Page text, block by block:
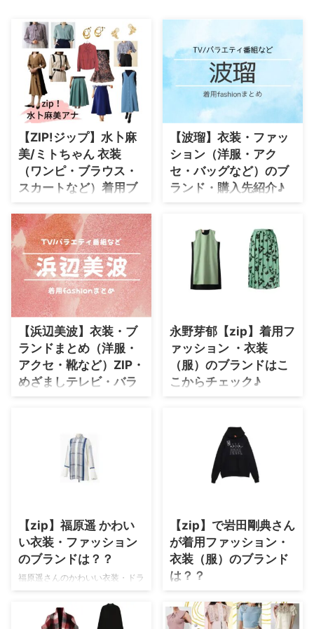
・佐藤健
玉森裕太
岡田将生
・永瀬廉
・平野紫耀
・松下洸平
・山田裕貴
・田中圭
・女子アナ衣装
・バラエティ番組衣裳
【ZIP!ジップ】水卜麻
美/ミトちゃん 衣装
（ワンピ・ブラウス・
スカートなど）着用ブ
ランド今日の衣装は？
随時更新！【ZIP!】水卜麻美アナ
(ミトちゃん)が着用している衣
装・ファッション・コーディネー
トを紹介♪
【波瑠】衣装・ファッ
ション（洋服・アク
セ・バッグなど）のブ
ランド・購入先紹介♪
このページでは波瑠さんがテレビ
いるファッション・衣装（服・バ
ッグ・アクセサリー・靴など）や
コーデを紹介します♪【随時更
新】 波瑠さんのプロフィール
（年齢・身長）過去に出演したド
月夜行路 ⇒ 波瑠さんの衣装を全
部チェック♪ 着用ファッション
のブランド名や商品名を随時チェ
ックして更新していますのでブッ
クマークなどしてお楽しみくださ
【浜辺美波】衣装・ブ
ランドまとめ（洋服・
アクセ・靴など）ZIP・
めざましテレビ・バラ
エティ番組など
組などで着用している、 を衣装
協力のブランドからリサーチして
紹介♪ リサーチして、判明した
ら随時更新していきます♪ 着用ア
ロフィール（年齢・身長）過去に
出演したドラマの衣装 生年月日
2000年8月29日(歳) 身長 155cm
ドラマの服装 もしもこの世が舞
X（旧Twitt ...
永野芽郁【zip】着用フ
ァッション ・衣装
（服）のブランドはこ
こからチェック♪
ZIP! 《日テレ》 毎週月曜日～金
ページでは【zip】で永野芽郁さ
んが着用している服・可愛い衣装
（ファッション・ブランド・バッ
グ・アクセサリー・靴等）やコー
デを紹介します♪ 永野芽郁さん
月日 1999年9月24日(歳) 身長
163cm ドラマ・映画の服装 日曜
劇場 キャスター 永野芽郁さんの
公式SNS X（旧Twitter）
Instagram ⇒ 永野芽郁さんの衣装
【zip】福原遥 かわい
い衣装・ファッション
のブランドは？？
福原遥さんのかわいい衣装・ドラ
マファッションをたくさんまとめ
ています♪
【zip】で岩田剛典さん
が着用ファッション・
衣装（服）のブランド
は？？
日テレ「ZIP!」 毎週月曜日～金
曜日あさ5:50から放送中♫ こ
のページでは【zip】で岩田剛典